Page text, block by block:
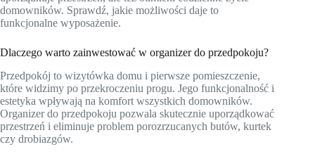
domowników. Sprawdź, jakie możliwości daje to
funkcjonalne wyposażenie.
Dlaczego warto zainwestować w organizer do przedpokoju?
Przedpokój to wizytówka domu i pierwsze pomieszczenie,
które widzimy po przekroczeniu progu. Jego funkcjonalność i
estetyka wpływają na komfort wszystkich domowników.
Organizer do przedpokoju pozwala skutecznie uporządkować
przestrzeń i eliminuje problem porozrzucanych butów, kurtek
czy drobiazgów.